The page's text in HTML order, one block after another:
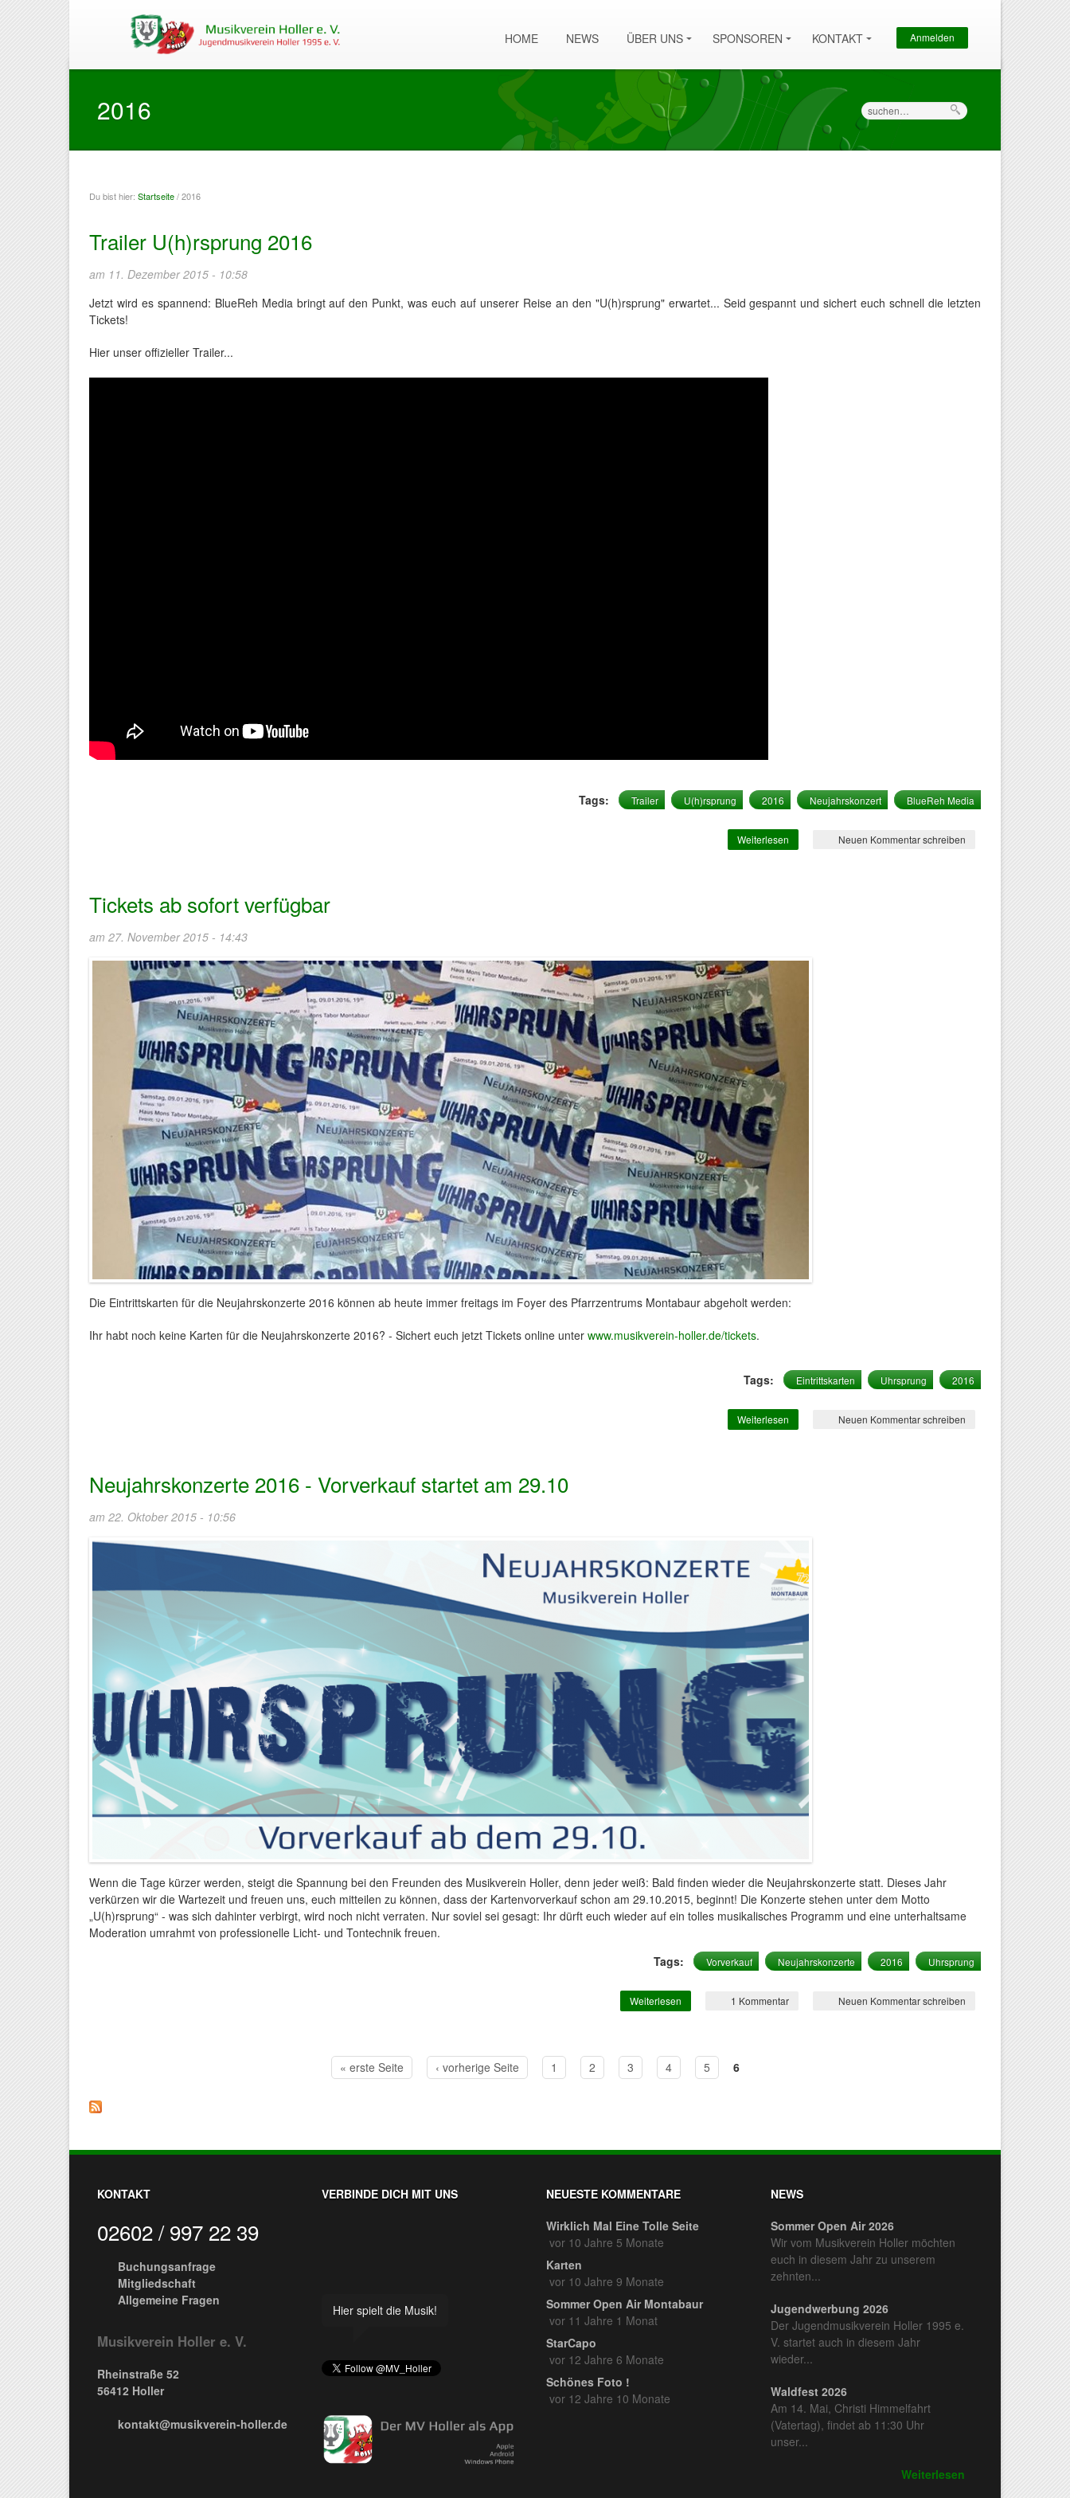
Sekundärmenü
Anmelden
HOME NEWS ÜBER UNS SPONSOREN KONTAKT
2016 Suche
Du bist hier:
Sie sind hier
Startseite/ 2016
Trailer U(h)rsprung 2016
am 11. Dezember 2015 - 10:58
Jetzt wird es spannend: BlueReh Media bringt auf den Punkt, was euch auf unserer Reise an den "U(h)rsprung" erwartet... Seid gespannt und sichert euch schnell die letzten
Tickets!
Hier unser offizieller Trailer...
Tags: Trailer U(h)rsprung 2016 Neujahrskonzert BlueReh Media
Weiterlesen über Trailer U(h)rsprung 2016
Neuen Kommentar schreiben
Tickets ab sofort verfügbar
am 27. November 2015 - 14:43
Die Eintrittskarten für die Neujahrskonzerte 2016 können ab heute immer freitags im Foyer des Pfarrzentrums Montabaur abgeholt werden:
Ihr habt noch keine Karten für die Neujahrskonzerte 2016? - Sichert euch jetzt Tickets online unter www.musikverein-holler.de/tickets.
Tags: Eintrittskarten Uhrsprung 2016
Weiterlesen über Tickets ab sofort verfügbar
Neuen Kommentar schreiben
Neujahrskonzerte 2016 - Vorverkauf startet am 29.10
am 22. Oktober 2015 - 10:56
Wenn die Tage kürzer werden, steigt die Spannung bei den Freunden des Musikverein Holler, denn jeder weiß: Bald finden wieder die Neujahrskonzerte statt. Dieses Jahr
verkürzen wir die Wartezeit und freuen uns, euch mitteilen zu können, dass der Kartenvorverkauf schon am 29.10.2015, beginnt! Die Konzerte stehen unter dem Motto
„U(h)rsprung“ - was sich dahinter verbirgt, wird noch nicht verraten. Nur soviel sei gesagt: Ihr dürft euch wieder auf ein tolles musikalisches Programm und eine unterhaltsame
Moderation umrahmt von professionelle Licht- und Tontechnik freuen.
Tags:
Vorverkauf Neujahrskonzerte 2016 Uhrsprung
Weiterlesen über Neujahrskonzerte 2016 - Vorverkauf startet am 29.10
1 Kommentar Neuen Kommentar schreiben
« erste Seite ‹ vorherige Seite 1 2 3 4 5 6
KONTAKT
02602 / 997 22 39
Buchungsanfrage
Mitgliedschaft
Allgemeine Fragen
Musikverein Holler e. V.
Rheinstraße 52
56412 Holler
kontakt@musikverein-holler.de
VERBINDE DICH MIT UNS
Hier spielt die Musik!
NEUESTE KOMMENTARE
Wirklich Mal Eine Tolle Seite
vor 10 Jahre 5 Monate
Karten
vor 10 Jahre 9 Monate
Sommer Open Air Montabaur
vor 11 Jahre 1 Monat
StarCapo
vor 12 Jahre 6 Monate
Schönes Foto !
vor 12 Jahre 10 Monate
NEWS
Sommer Open Air 2026
Wir vom Musikverein Holler möchten
euch in diesem Jahr zu unserem
zehnten...
Jugendwerbung 2026
Der Jugendmusikverein Holler 1995 e.
V. startet auch in diesem Jahr
wieder...
Waldfest 2026
Am 14. Mai, Christi Himmelfahrt
(Vatertag), findet ab 11:30 Uhr
unser...
Weiterlesen